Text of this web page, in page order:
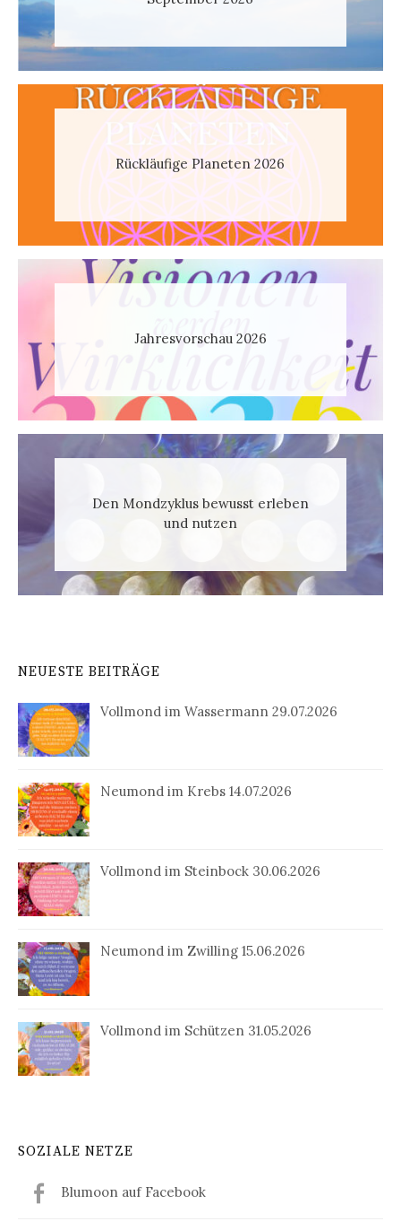
Rückläufige Planeten 2026
Jahresvorschau 2026
Den Mondzyklus bewusst erleben
und nutzen
NEUESTE BEITRÄGE
Vollmond im Wassermann 29.07.2026
Neumond im Krebs 14.07.2026
Vollmond im Steinbock 30.06.2026
Neumond im Zwilling 15.06.2026
Vollmond im Schützen 31.05.2026
SOZIALE NETZE
Blumoon auf Facebook